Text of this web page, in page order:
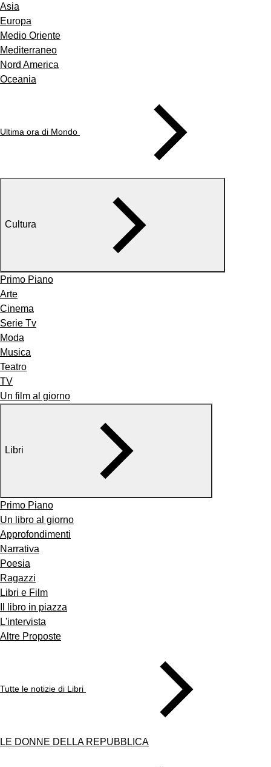
Asia
Europa
Medio Oriente
Mediterraneo
Nord America
Oceania
Ultima ora di Mondo
Cultura
Primo Piano
Arte
Cinema
Serie Tv
Moda
Musica
Teatro
TV
Un film al giorno
Libri
Primo Piano
Un libro al giorno
Approfondimenti
Narrativa
Poesia
Ragazzi
Libri e Film
Il libro in piazza
L'intervista
Altre Proposte
Tutte le notizie di Libri
LE DONNE DELLA REPUBBLICA